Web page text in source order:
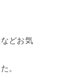
どお気
。